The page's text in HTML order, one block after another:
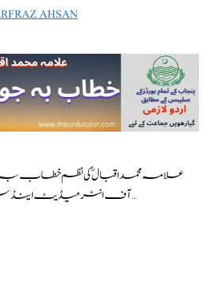
AHSAN
علامہ محمد اقبال ؒ کی نظم خطاب بہ
آف انٹرمیڈیٹ اینڈ سیکنڈری ایجوکیشن پنجاب کے …